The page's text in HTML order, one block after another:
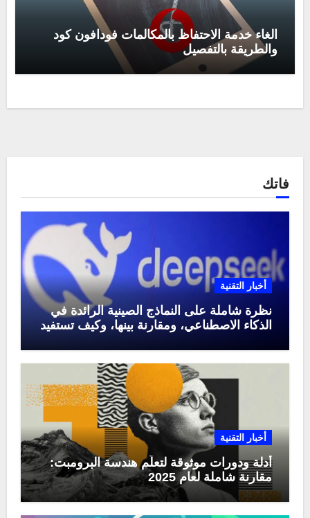
الغاء خدمة الاحتفاظ بالمكالمات فودافون كود
والطريقة بالتفصيل
فاتك
أخبار التقنية
نظرة شاملة على النماذج الصينية الرائدة في
الذكاء الاصطناعي، ومقارنة بينها، وكيف تستفيد
أخبار التقنية
أدلة ودورات موثوقة لتعلّم هندسة البرومبت:
مقارنة شاملة لعام 2025